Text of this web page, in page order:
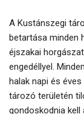
A Kustánszegi
betartása minden
éjszakai
engedéllyel.
halak napi és
tározó területén
gondoskodnia kell